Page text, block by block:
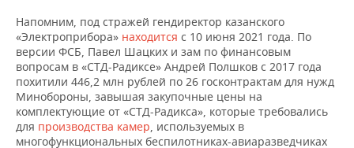
Напомним, под стражей гендиректор казанского
«Электроприбора» находится с 10 июня 2021 года. По
версии ФСБ, Павел Шацких и зам по финансовым
вопросам в «СТД-Радиксе» Андрей Полшков с 2017 года
похитили 446,2 млн рублей по 26 госконтрактам для нужд
Минобороны, завышая закупочные цены на
комплектующие от «СТД-Радикса», которые требовались
для производства камер, используемых в
многофункциональных беспилотниках-авиаразведчиках